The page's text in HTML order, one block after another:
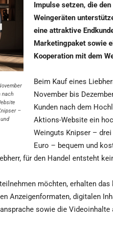
nach
–
Impulse setzen, die
Weingeräten
eine attraktive
Marketingpaket sowie
Kooperation mit dem
Beim Kauf eines
November bis
Kunden nach dem
Aktions-Website ein
Weinguts Knipser –
Euro – bequem und
für den Handel entsteht
möchten, erhalten
Anzeigenformaten, digitalen
sowie die Videoinhalte